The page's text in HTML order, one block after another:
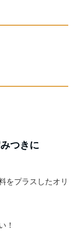
つきに
をプラスしたオリ
！